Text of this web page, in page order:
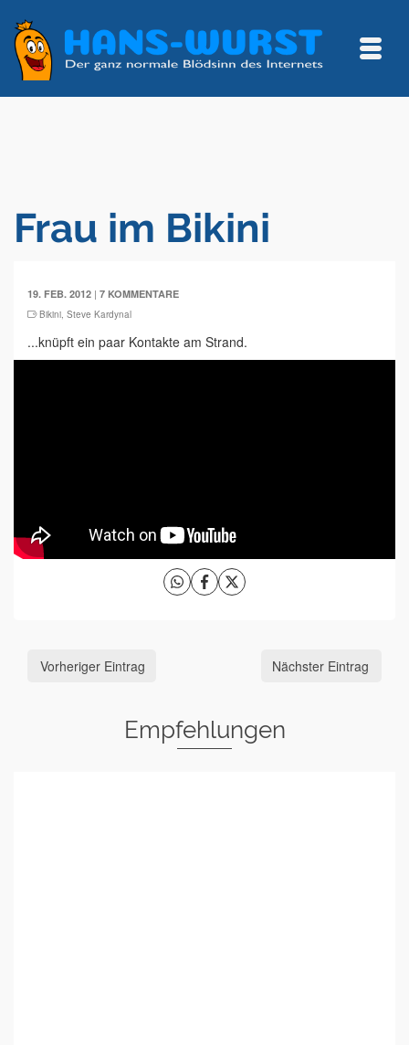
Frau im Bikini
19. FEB. 2012 | 7 KOMMENTARE
Bikini, Steve Kardynal
...knüpft ein paar Kontakte am Strand.
Vorheriger Eintrag Nächster Eintrag
Empfehlungen